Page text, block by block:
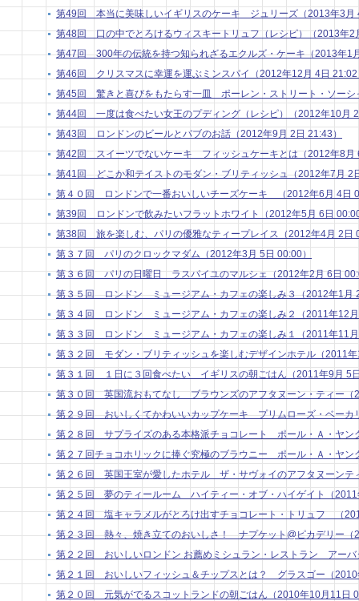
第49回 本当に美味しいイギリスのケーキ ジュリーズ（2013年3月
第48回 口の中でとろけるウィスキートリュフ（レシピ）（2013年2
第47回 300年の伝統を持つ知られざるエクルズ・ケーキ（2013年1
第46回 クリスマスに幸運を運ぶミンスパイ（2012年12月 4日 21:02
第45回 驚きと喜びをもたらす一皿 ポーレン・ストリート・ソー
第44回 一度は食べたい女王のプディング（レシピ）（2012年10月
第43回 ロンドンのビールとパブのお話（2012年9月 2日 21:43）
第42回 スイーツでないケーキ フィッシュケーキとは（2012年8月
第41回 どこか和テイストのモダン・ブリティッシュ（2012年7月 2
第４０回 ロンドンで一番おいしいチーズケーキ （2012年6月 4日
第39回 ロンドンで飲みたいフラットホワイト（2012年5月 6日
第38回 旅を楽しむ、パリの優雅なティープレイス（2012年4月 2日
第３７回 パリのクロックマダム（2012年3月 5日 00:00）
第３６回 パリの日曜日 ラスパイユのマルシェ（2012年2月 6日
第３５回 ロンドン ミュージアム・カフェの楽しみ３（2012年1月
第３４回 ロンドン ミュージアム・カフェの楽しみ２（2011年12
第３３回 ロンドン ミュージアム・カフェの楽しみ１（2011年11
第３２回 モダン・ブリティッシュを楽しむデザインホテル（2011
第３１回 １日に３回食べたい イギリスの朝ごはん（2011年9月 5
第３０回 英国流おもてなし ブラウンズのアフタヌーン・ティー（
第２９回 おいしくてかわいいカップケーキ プリムローズ・ベーカ
第２８回 サプライズのある本格派チョコレート ポール・Ａ・ヤン
第２７回チョコホリックに捧ぐ究極のブラウニー ポール・Ａ・ヤン
第２６回 英国王室が愛したホテル ザ・サヴォイのアフタヌーンテ
第２５回 夢のティールーム ハイティー・オブ・ハイゲイト（2011
第２４回 塩キャラメルがとろけ出すチョコレート・トリュフ （
第２３回 熱々、焼き立てのおいしさ！ ナプケット@ピカデリー（
第２２回 おいしいロンドン お薦めミシュラン・レストラン アー
第２１回 おいしいフィッシュ＆チップスとは？ グラスゴー（2010
第２０回 元気がでるスコットランドの朝ごはん（2010年10月11日